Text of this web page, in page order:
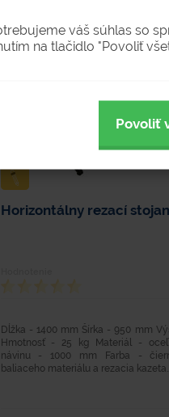
Horizontálny rezací stojan
Dĺžka - 1400 mm Šírka - 950 mm
Hmotnosť - 25 kg Materiál - oceľ
návinu - 1000 mm Farba -
baliaceho materiálu a rezacia
váš súhlas so
na tlačidlo "Povoliť
Povoliť